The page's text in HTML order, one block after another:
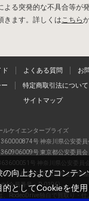
よる突発的な不具合等が
きます。詳しくはこちら
ド よくある質問 お
特定商取引法について
サイトマップ
ルケイエンタープライズ
号 神奈川県公安委員
号 東京都公安委員会
号 神奈川県公安委員会
指すAACD(日本流通自主管理
す(会員番号：R-0196)
RodeoDrive独自で買取り・仕
向上およびコンテン
的としてCookieを使